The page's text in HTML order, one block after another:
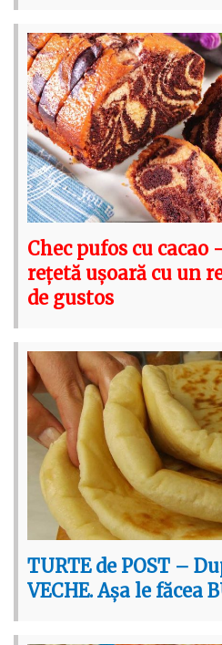
Chec pufos cu cacao
rețetă ușoară cu un
de gustos
TURTE de POST –
VECHE. Așa le făcea